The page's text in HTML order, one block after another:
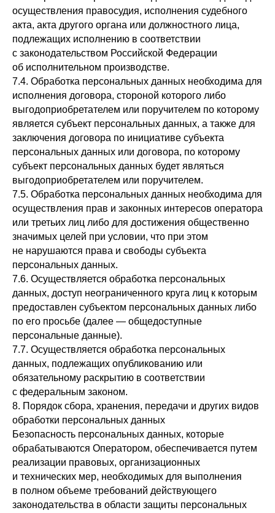
осуществления правосудия, исполнения судебного
акта, акта другого органа или должностного лица,
подлежащих исполнению в соответствии
с законодательством Российской Федерации
об исполнительном производстве.
7.4. Обработка персональных данных необходима для
исполнения договора, стороной которого либо
выгодоприобретателем или поручителем по которому
является субъект персональных данных, а также для
заключения договора по инициативе субъекта
персональных данных или договора, по которому
субъект персональных данных будет являться
выгодоприобретателем или поручителем.
7.5. Обработка персональных данных необходима для
осуществления прав и законных интересов оператора
или третьих лиц либо для достижения общественно
значимых целей при условии, что при этом
не нарушаются права и свободы субъекта
персональных данных.
7.6. Осуществляется обработка персональных
данных, доступ неограниченного круга лиц к которым
предоставлен субъектом персональных данных либо
по его просьбе (далее — общедоступные
персональные данные).
7.7. Осуществляется обработка персональных
данных, подлежащих опубликованию или
обязательному раскрытию в соответствии
с федеральным законом.
8. Порядок сбора, хранения, передачи и других видов
обработки персональных данных
Безопасность персональных данных, которые
обрабатываются Оператором, обеспечивается путем
реализации правовых, организационных
и технических мер, необходимых для выполнения
в полном объеме требований действующего
законодательства в области защиты персональных